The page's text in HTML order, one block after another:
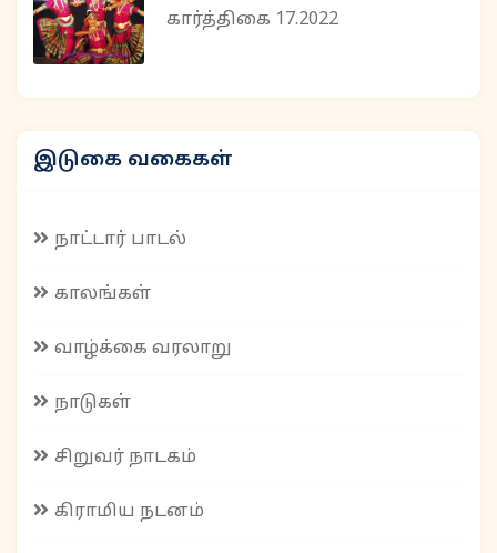
கார்த்திகை 17.2022
இடுகை வகைகள்
நாட்டார் பாடல்
காலங்கள்
வாழ்க்கை வரலாறு
நாடுகள்
சிறுவர் நாடகம்
கிராமிய நடனம்